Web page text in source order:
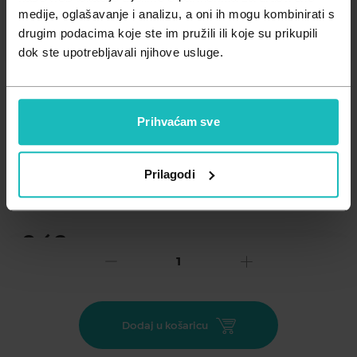
medije, oglašavanje i analizu, a oni ih mogu kombinirati s
drugim podacima koje ste im pružili ili koje su prikupili
dok ste upotrebljavali njihove usluge.
Prihvaćam sve
Prilagodi
Zdravlje muškarca
Zdravlje žene
Minerali
Probiotici i prebiotici
Važna obavijest prema Zakonu o zaštiti potrošača..
9,63
Pelene Bambo Nature osiguravaju izvrsnu apsorpciju i
pomažu održati kožu suhom i zdravom, a pritom ne sadrže
Dodaj u košaricu